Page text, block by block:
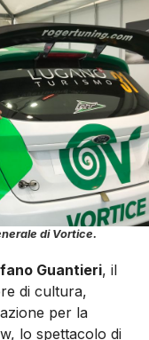
di Vortice.
Guantieri, il
di cultura,
per la
lo spettacolo di